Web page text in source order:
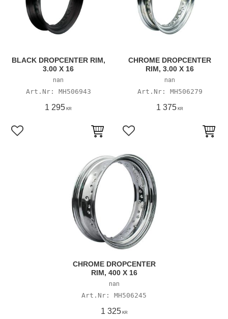
BLACK DROPCENTER RIM,
3.00 X 16
nan
MH506943
1 295 KR
Lägg till i favoriter
CHROME DROPCENTER
RIM, 3.00 X 16
nan
MH506279
1 375 KR
Lägg till i favoriter
CHROME DROPCENTER
RIM, 400 X 16
nan
MH506245
1 325KR